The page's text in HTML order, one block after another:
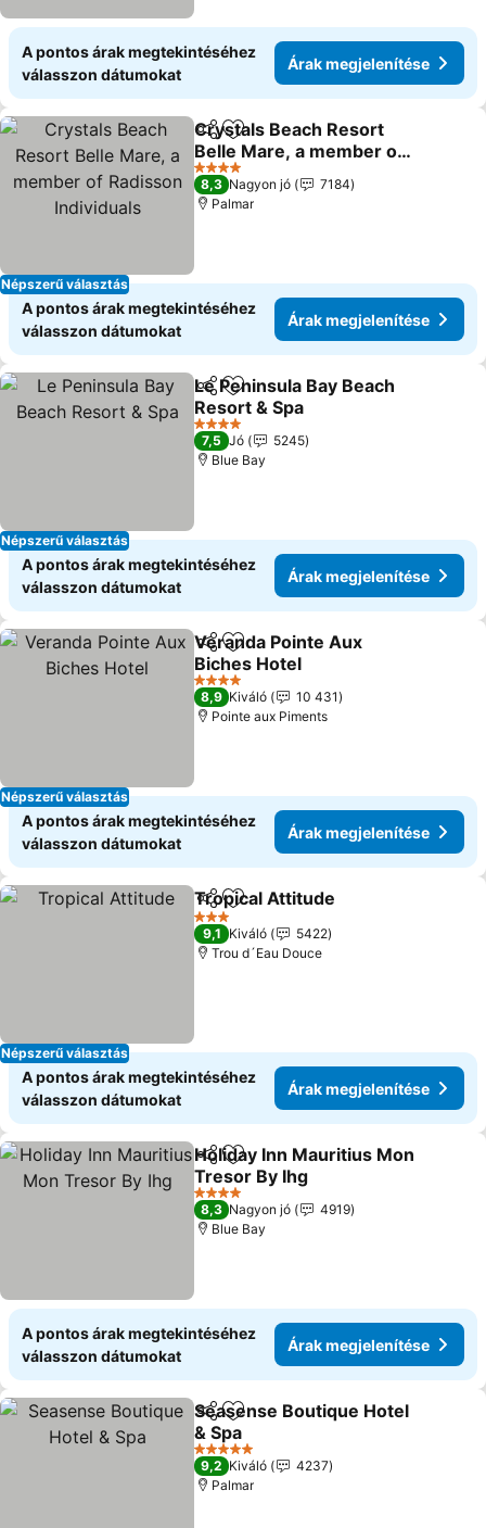
A pontos árak megtekintéséhez
válasszon dátumokat
Árak megjelenítése
Népszerű választás
Megosztás
Hozzáadás a kedvencekhez
Crystals Beach Resort
Belle Mare, a member of
Radisson Individuals
4 Kategória
8,3 Nagyon jó
7184
Palmar
A pontos árak megtekintéséhez
válasszon dátumokat
Árak megjelenítése
Népszerű választás
Megosztás
Hozzáadás a kedvencekhez
Le Peninsula Bay Beach
Resort & Spa
4 Kategória
7,5 Jó
5245
Blue Bay
A pontos árak megtekintéséhez
válasszon dátumokat
Árak megjelenítése
Népszerű választás
Megosztás
Hozzáadás a kedvencekhez
Veranda Pointe Aux
Biches Hotel
4 Kategória
8,9 Kiváló
10 431
Pointe aux Piments
A pontos árak megtekintéséhez
válasszon dátumokat
Árak megjelenítése
Népszerű választás
Megosztás
Hozzáadás a kedvencekhez
Tropical Attitude
3 Kategória
9,1 Kiváló
5422
Trou d´Eau Douce
A pontos árak megtekintéséhez
válasszon dátumokat
Árak megjelenítése
Megosztás
Hozzáadás a kedvencekhez
Holiday Inn Mauritius Mon
Tresor By Ihg
4 Kategória
8,3 Nagyon jó
4919
Blue Bay
A pontos árak megtekintéséhez
válasszon dátumokat
Árak megjelenítése
Megosztás
Hozzáadás a kedvencekhez
Seasense Boutique Hotel
& Spa
5 Kategória
9,2 Kiváló
4237
Palmar